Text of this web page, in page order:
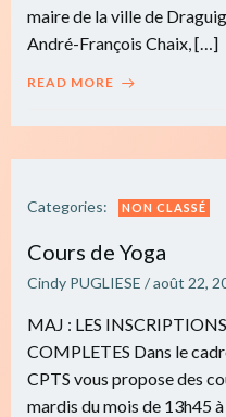
maire de la ville de
André-François Chaix, […]
READ MORE
Categories: NON CLASSÉ
Cours de Yoga
Cindy PUGLIESE /août 22,
MAJ : LES
COMPLETES Dans le
CPTS vous propose des
mardis du mois de 13h45